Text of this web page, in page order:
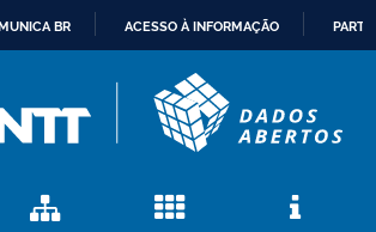
CONTEÚDO
BR ACESSO À INFORMAÇÃO